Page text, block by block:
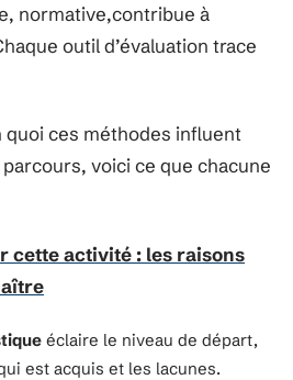
normative,contribue à
outil d’évaluation trace
ces méthodes influent
voici ce que chacune
cette activité : les raisons
éclaire le niveau de départ,
est acquis et les lacunes.